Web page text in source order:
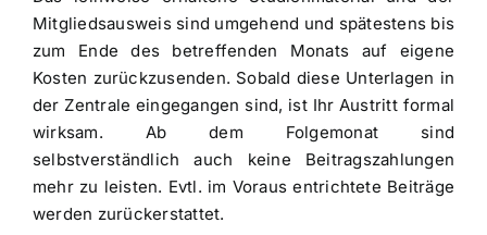
Mitgliedsausweis sind umgehend und spätestens bis
zum Ende des betreffenden Monats auf eigene
Kosten zurückzusenden. Sobald diese Unterlagen in
der Zentrale eingegangen sind, ist Ihr Austritt formal
wirksam. Ab dem Folgemonat sind
selbstverständlich auch keine Beitragszahlungen
mehr zu leisten. Evtl. im Voraus entrichtete Beiträge
werden zurückerstattet.